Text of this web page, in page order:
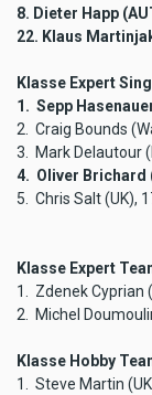
8. Dieter Happ
22. Klaus
Klasse Expert
1. Sepp
2. Craig Bounds
3. Mark Delautour
4. Oliver Brichard
5. Chris Salt (UK),
Klasse Expert
1. Zdenek Cyprian
2. Michel
Klasse Hobby
1. Steve Martin